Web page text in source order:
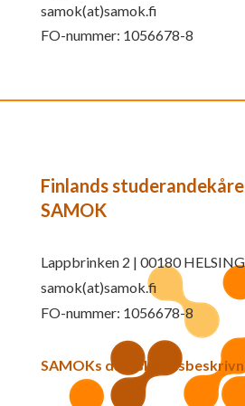
samok(at)samok.fi
FO-nummer: 1056678-8
Finlands
SAMOK
Lappbrinken 2 | 00180
samok(at)samok.fi
FO-nummer: 1056678-8
SAMOKs